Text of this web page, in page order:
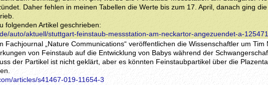
Daher fehlen in meinen Tabellen die Werte bis zum 17. April, danach ging
folgenden Artikel geschrieben:
auto/aktuell/stuttgart-feinstaub-messstation-am-neckartor-angezuendet-a-
Fachjournal „Nature Communications“ veröffentlichen die Wissenschaftler um Tim
von Feinstaub auf die Entwicklung von Babys während der
der Partikel ist nicht geklärt, aber es könnten Feinstaubpartikel über die
articles/s41467-019-11654-3